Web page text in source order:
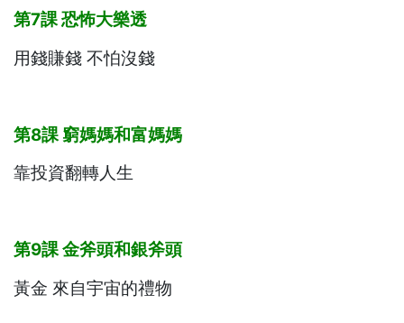
第7課恐怖大樂透
用錢賺錢 不怕沒錢
第8課窮媽媽和富媽媽
靠投資翻轉人生
第9課金斧頭和銀斧頭
黃金 來自宇宙的禮物